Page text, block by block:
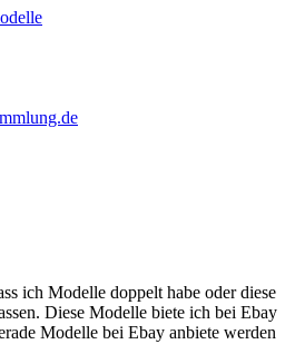
ich Modelle doppelt habe oder diese
Diese Modelle biete ich bei Ebay
Modelle bei Ebay anbiete werden